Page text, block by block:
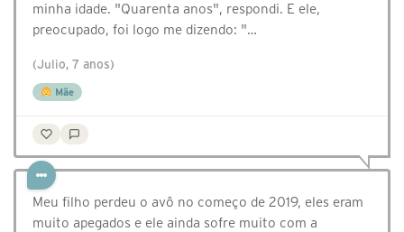
minha idade. "Quarenta anos", respondi. E ele,
preocupado, foi logo me dizendo: "…
(Julio, 7 anos)
Mãe
Meu filho perdeu o avô no começo de 2019, eles eram
muito apegados e ele ainda sofre muito com a